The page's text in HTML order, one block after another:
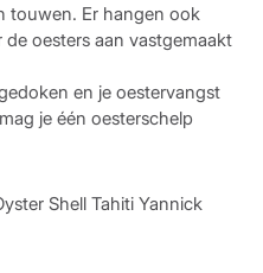
touwen. Er hangen ook
oesters aan vastgemaakt
en je oestervangst
je één oesterschelp